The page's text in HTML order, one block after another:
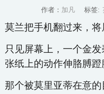
作者： 加凡 标签:
莫兰把手机翻过来，将
只见屏幕上，一个金
张纸上的动作伸胳膊蹬
那个被莫里亚蒂在意